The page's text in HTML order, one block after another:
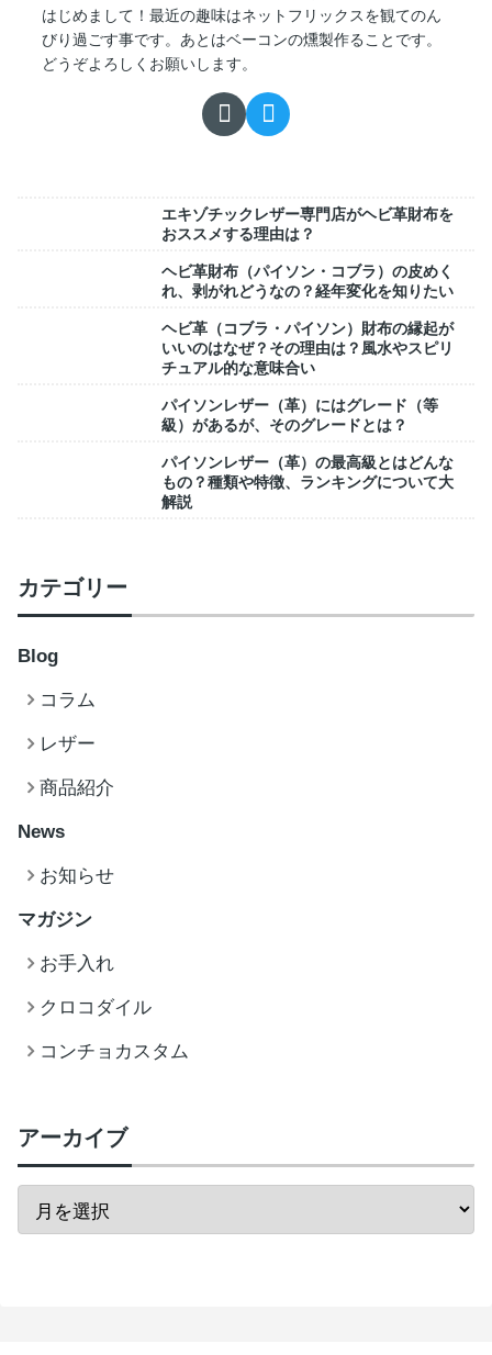
はじめまして！最近の趣味はネットフリックスを観てのん
びり過ごす事です。あとはベーコンの燻製作ることです。
どうぞよろしくお願いします。
エキゾチックレザー専門店がヘビ革財布を
おススメする理由は？
ヘビ革財布（パイソン・コブラ）の皮めく
れ、剥がれどうなの？経年変化を知りたい
ヘビ革（コブラ・パイソン）財布の縁起が
いいのはなぜ？その理由は？風水やスピリ
チュアル的な意味合い
パイソンレザー（革）にはグレード（等
級）があるが、そのグレードとは？
パイソンレザー（革）の最高級とはどんな
もの？種類や特徴、ランキングについて大
解説
カテゴリー
Blog
コラム
レザー
商品紹介
News
お知らせ
マガジン
お手入れ
クロコダイル
コンチョカスタム
アーカイブ